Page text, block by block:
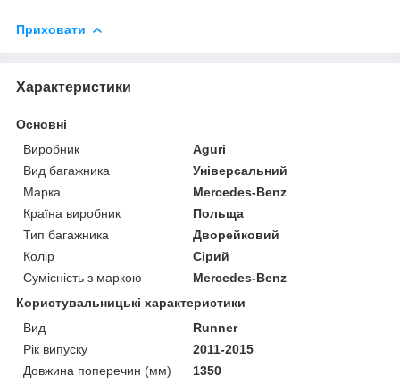
Приховати
Характеристики
Основні
Виробник
Aguri
Вид багажника
Універсальний
Марка
Mercedes-Benz
Країна виробник
Польща
Тип багажника
Дворейковий
Колір
Сірий
Сумісність з маркою
Mercedes-Benz
Користувальницькі характеристики
Вид
Runner
Рік випуску
2011-2015
Довжина поперечин (мм)
1350